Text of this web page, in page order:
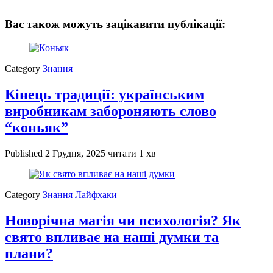
Вас також можуть зацікавити публікації:
Category Знання
Кінець традиції: українським
виробникам забороняють слово
“коньяк”
Published 2 Грудня, 2025 читати 1 хв
Category Знання Лайфхаки
Новорічна магія чи психологія? Як
свято впливає на наші думки та
плани?